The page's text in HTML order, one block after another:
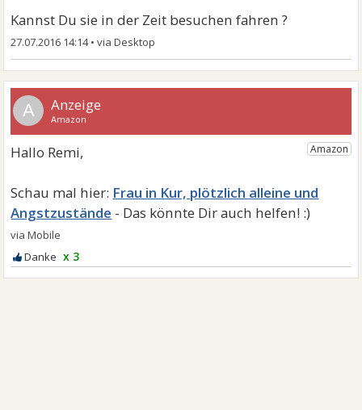
Kannst Du sie in der Zeit besuchen fahren ?
27.07.2016 14:14•
A
Frau in Kur, plötzlich alleine und
Angstzustände
x 3